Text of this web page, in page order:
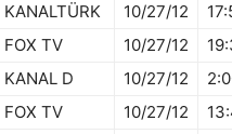
KANALTÜRK 10/27/12
FOX TV 10/27/12
KANAL D 10/27/12
FOX TV 10/27/12